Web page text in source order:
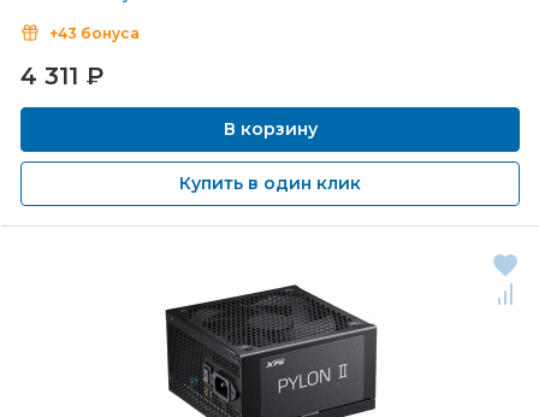
+43 бонуса
4 311 ₽
В корзину
Купить в один клик